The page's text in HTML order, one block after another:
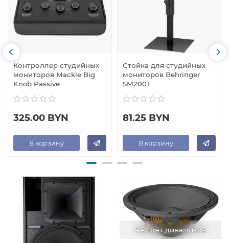
Контроллер студийных
мониторов Mackie Big
Knob Passive
325.00 BYN
В корзину
Стойка для студийных
мониторов Behringer
SM2001
81.25 BYN
В корзину
Ремонт динамиков